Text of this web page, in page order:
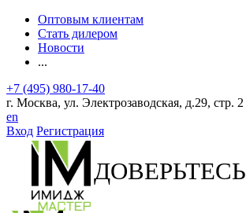
Оптовым клиентам
Стать дилером
Новости
...
+7 (495) 980-17-40
г. Москва, ул. Электрозаводская, д.29, стр. 2
en
Вход Регистрация
ДОВЕРЬТЕСЬ